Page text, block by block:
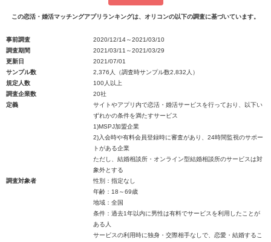
この恋活・婚活マッチングアプリランキングは、オリコンの以下の調査に基づいています。
事前調査
2020/12/14～2021/03/10
調査期間
2021/03/11～2021/03/29
更新日
2021/07/01
サンプル数
2,376人（調査時サンプル数2,832人）
規定人数
100人以上
調査企業数
20社
定義
サイトやアプリ内で恋活・婚活サービスを行っており、以下い
ずれかの条件を満たすサービス
1)MSPJ加盟企業
2)入会時や有料会員登録時に審査があり、24時間監視のサポー
トがある企業
ただし、結婚相談所・オンライン型結婚相談所のサービスは対
象外とする
調査対象者
性別：指定なし
年齢：18～69歳
地域：全国
条件：過去1年以内に男性は有料でサービスを利用したことが
ある人
サービスの利用時に独身・交際相手なしで、恋愛・結婚するこ